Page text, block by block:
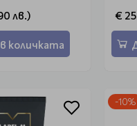
лв.)
количката
€
-10%